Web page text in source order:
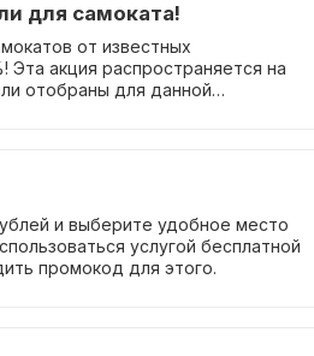
для самоката!
от известных
Эта акция распространяется на
отобраны для данной
и выберите удобное место
услугой бесплатной
промокод для этого.